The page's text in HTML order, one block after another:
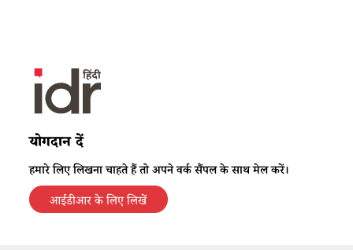
योगदान दें
हमारे लिए लिखना चाहते हैं तो अपने वर्क सैंपल के साथ मेल करें।
आईडीआर के लिए लिखें